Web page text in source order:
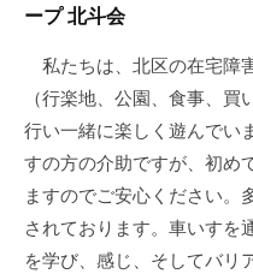
す
合
的
な
情
報
交
ープ 北斗会
私たちは、北区の在宅障
（行楽地、公園、食事、
行い一緒に楽しく遊んでい
すの方の介助ですが、初め
ますのでご安心ください。
されております。車いすを
を学び、感じ、そしてバリ